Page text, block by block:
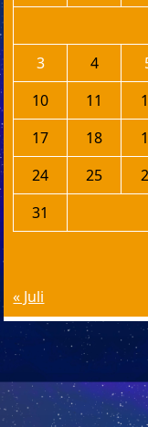
3
4
10
11
17
18
24
25
31
« Juli